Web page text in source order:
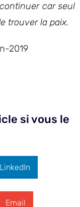
car seul
trouver la paix.
2019
si vous le
LinkedIn
Email